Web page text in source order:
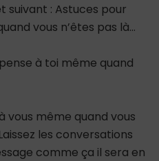
suivant : Astuces pour
vous n’êtes pas là…
à toi même quand
vous même quand vous
les conversations
comme ça il sera en